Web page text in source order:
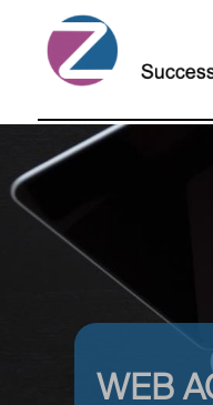
WEB